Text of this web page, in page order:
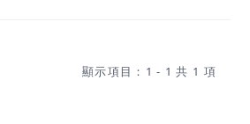
顯示項目：1 - 1 共 1 項